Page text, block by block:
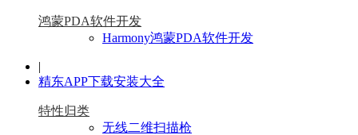
鸿蒙PDA软件开发
Harmony鸿蒙PDA软件开发
|
精东APP下载安装大全
特性归类
无线二维扫描枪